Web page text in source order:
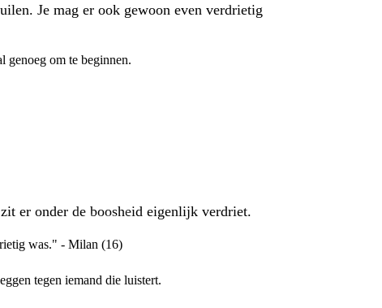
Je mag er ook gewoon even verdrietig
genoeg om te beginnen.
er onder de boosheid eigenlijk verdriet.
was." - Milan (16)
tegen iemand die luistert.